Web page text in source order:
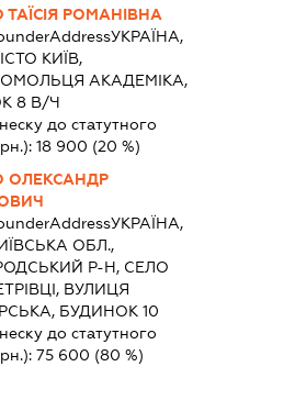
РОМАНІВНА
УКРАЇНА,
КИЇВ,
АКАДЕМІКА,
8 В/Ч
до статутного
18 900 (20 %)
ОЛЕКСАНДР
УКРАЇНА,
ОБЛ.,
Р-Н, СЕЛО
ВУЛИЦЯ
БУДИНОК 10
до статутного
75 600 (80 %)